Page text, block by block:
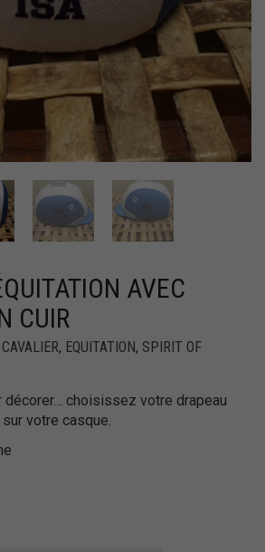
AVEC
CUIR
CAVALIER, EQUITATION, SPIRIT OF
décorer… choisissez votre drapeau
votre casque.